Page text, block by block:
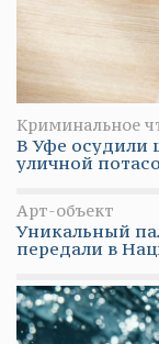
Криминальное
В Уфе осудили
уличной
Арт-объект
Уникальный
передали в